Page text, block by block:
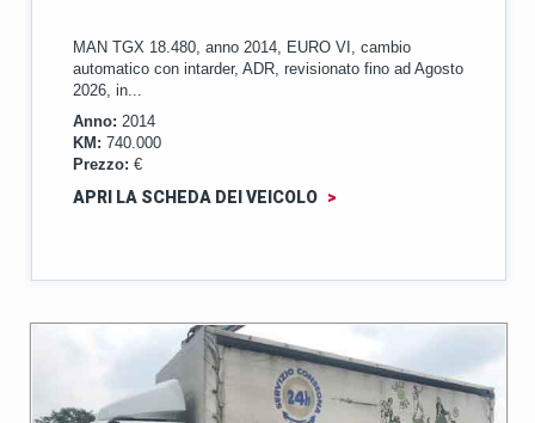
MAN TGX 18.480, anno 2014, EURO VI, cambio
automatico con intarder, ADR, revisionato fino ad Agosto
2026, in...
Anno: 2014
KM: 740.000
Prezzo: €
APRI LA SCHEDA DEI VEICOLO >